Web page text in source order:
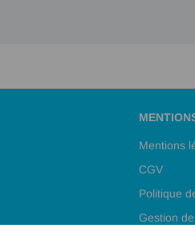
Mentions
CGV
Politique
Gestion